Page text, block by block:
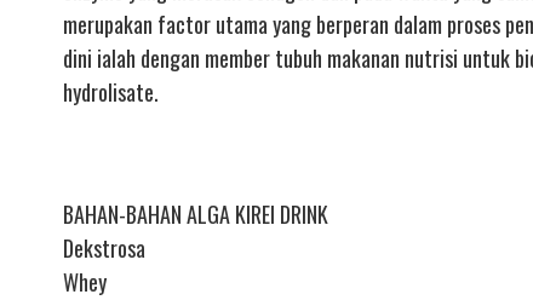
merupakan factor utama yang berperan dalam proses
dini ialah dengan member tubuh makanan nutrisi untuk
hydrolisate.
BAHAN-BAHAN ALGA KIREI DRINK
Dekstrosa
Whey